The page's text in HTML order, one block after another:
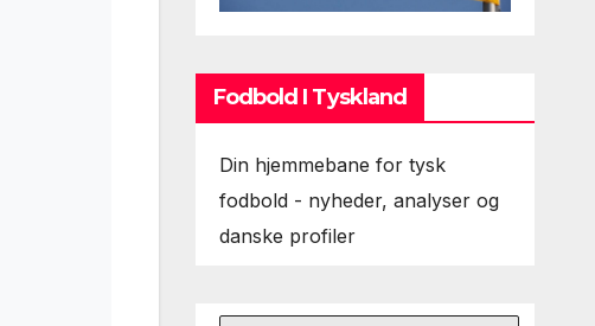
Fodbold I Tyskland
Din hjemmebane for tysk
fodbold - nyheder, analyser og
danske profiler